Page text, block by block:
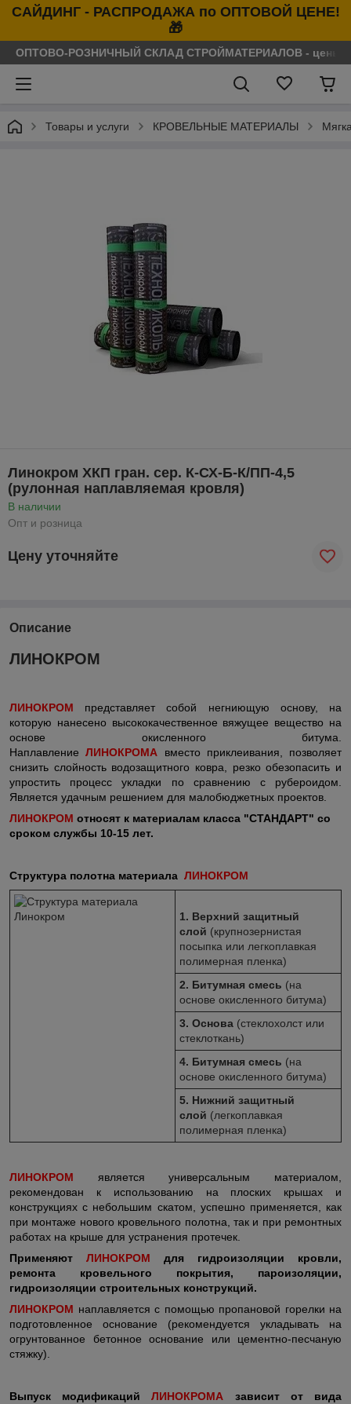
САЙДИНГ - РАСПРОДАЖА по ОПТОВОЙ ЦЕНЕ!
🎁
ОПТОВО-РОЗНИЧНЫЙ СКЛАД СТРОЙМАТЕРИАЛОВ - цены
Товары и услуги КРОВЕЛЬНЫЕ МАТЕРИАЛЫ
Линокром ХКП гран. сер. К-СХ-Б-К/ПП-4,5
(рулонная наплавляемая кровля)
В наличии
Опт и розница
Цену уточняйте
Описание
ЛИНОКРОМ
ЛИНОКРОМ
представляет собой негниющую основу, на
которую нанесено высококачественное вяжущее вещество на
основе окисленного битума.
Наплавление ЛИНОКРОМА
вместо приклеивания, позволяет
снизить слойность водозащитного ковра, резко обезопасить и
упростить процесс укладки по сравнению с рубероидом.
Является удачным решением для малобюджетных проектов.
ЛИНОКРОМ относят к материалам класса "СТАНДАРТ" со
сроком службы 10-15 лет.
Структура полотна материала ЛИНОКРОМ
1. Верхний защитный
слой (крупнозернистая
посыпка или легкоплавкая
полимерная пленка)
2. Битумная смесь (на
основе окисленного битума)
3. Основа (стеклохолст или
стеклоткань)
4. Битумная смесь (на
основе окисленного битума)
5. Нижний защитный
слой (легкоплавкая
полимерная пленка)
ЛИНОКРОМ
является универсальным материалом,
рекомендован к использованию на плоских крышах и
конструкциях с небольшим скатом, успешно применяется, как
при монтаже нового кровельного полотна, так и при ремонтных
работах на крыше для устранения протечек.
Применяют ЛИНОКРОМ для гидроизоляции кровли,
ремонта кровельного покрытия, пароизоляции,
гидроизоляции строительных конструкций.
ЛИНОКРОМ наплавляется с помощью пропановой горелки на
подготовленное основание (рекомендуется укладывать на
огрунтованное бетонное основание или цементно-песчаную
стяжку).
Выпуск модификаций ЛИНОКРОМА
зависит от вида